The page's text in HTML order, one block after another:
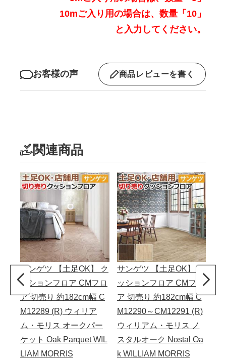
10mご入り用の場合は、数量「10」
と入力してください。
お客様の声 商品レビューを書く
関連商品
サンゲツ 【土足OK】 ク
ッションフロア CMフロ
ア 切売り 約182cm幅 C
M12289 (R) ウィリア
ム・モリス オークパー
ケット Oak Parquet WIL
LIAM MORRIS
サンゲツ 【土足OK】 ク
ッションフロア CMフロ
ア 切売り 約182cm幅 C
M12290～CM12291 (R)
ウィリアム・モリス ノ
スタルオーク Nostal Oa
k WILLIAM MORRIS